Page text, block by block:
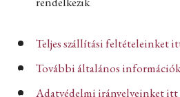
Teljes szállítási feltételeinket
További általános
Adatvédelmi irányelveinket itt